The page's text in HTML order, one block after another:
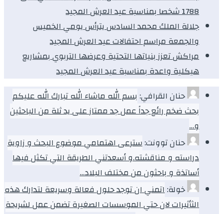
1788 شخصا بمناسبة عيد العرش المجيد
جلالة الملك محمد السادس يترأس يومي الخميس
والجمعة مراسم احتفالات عيد العرش المجيد
مراكش تعزز بنياتها التحتية وعرضها التربوي بمشاريع
هيكلية واعدة بمناسبة عيد العرش المجيد
حنان القرافي: بسم الله ماشاء الله تبارك الله عليكم
بحث ضخم رائع جداً عمل جد ممتاز على يد ثلة من الباحثين
و…
حنان توونت:سترعى اهتمامي موضوع البحث و زاوية
دراسته و مناقشته.و أسعدتني الطريقة التي تكثل فيها
أساتذة و باحثون من مختلف البلاد…
خولة:اتمني ان توجد حلول فعالة وسريعة لتدارك هذه
الثأثيرات لان حتي الموسسات الصغيرة تضمن عمل لشريحة